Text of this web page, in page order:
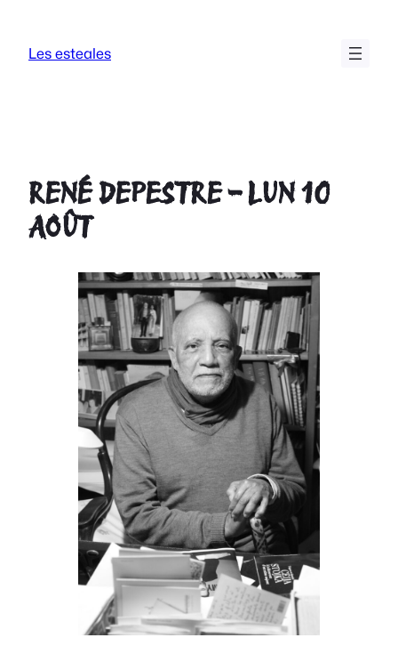
contenu
Les esteales
RENÉ DEPESTRE – LUN 10
AOÛT